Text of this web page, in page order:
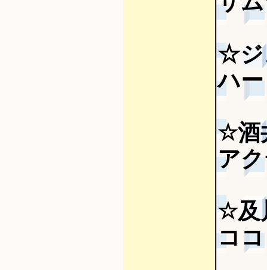
☆ジ
ハ
☆酒
ア
☆及
コ